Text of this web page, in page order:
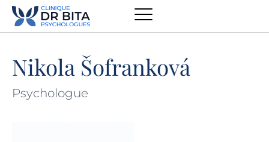
Nikola Šofranková
Psychologue